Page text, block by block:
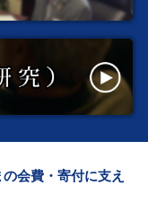
会費・寄付に支え